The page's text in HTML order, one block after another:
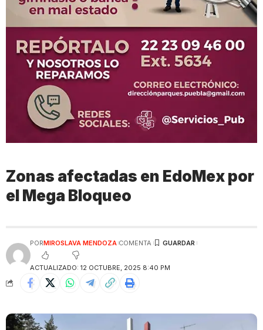
Zonas afectadas en EdoMex por
el Mega Bloqueo
ACTUALIZADO: 12 OCTUBRE, 2025 8:40 PM
PORMIROSLAVA MENDOZA COMENTA